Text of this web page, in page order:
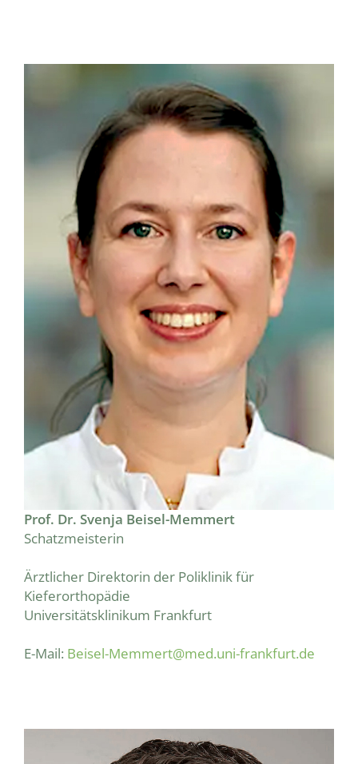
Prof. Dr. Svenja Beisel-Memmert
Schatzmeisterin
Ärztlicher Direktorin der Poliklinik für
Kieferorthopädie
Universitätsklinikum Frankfurt
E-Mail: Beisel-Memmert@med.uni-frankfurt.de